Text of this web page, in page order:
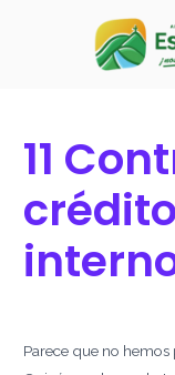
11
Parece que no